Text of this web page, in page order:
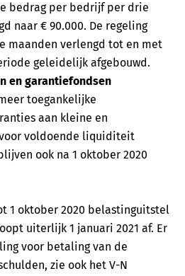
bedrag per bedrijf per drie
naar € 90.000. De regeling
maanden verlengd tot en met
geleidelijk afgebouwd.
en garantiefondsen
toegankelijke
aan kleine en
voldoende liquiditeit
blijven ook na 1 oktober 2020
1 oktober 2020 belastinguitstel
uiterlijk 1 januari 2021 af. Er
voor betaling van de
zie ook het V-N